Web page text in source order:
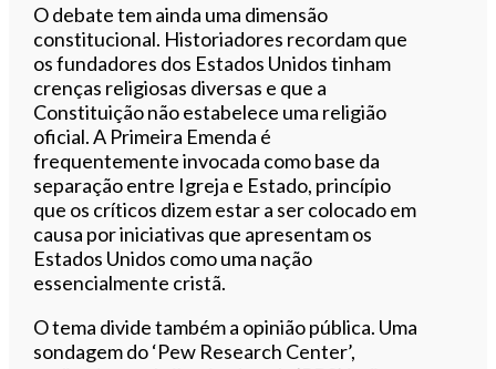
O debate tem ainda uma dimensão
constitucional. Historiadores recordam que
os fundadores dos Estados Unidos tinham
crenças religiosas diversas e que a
Constituição não estabelece uma religião
oficial. A Primeira Emenda é
frequentemente invocada como base da
separação entre Igreja e Estado, princípio
que os críticos dizem estar a ser colocado em
causa por iniciativas que apresentam os
Estados Unidos como uma nação
essencialmente cristã.
O tema divide também a opinião pública. Uma
sondagem do ‘Pew Research Center’,